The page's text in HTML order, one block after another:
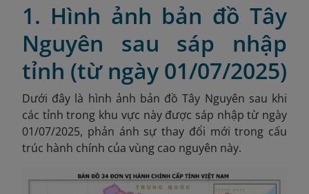
1. Hình ảnh bản đồ Tây
Nguyên sau sáp nhập
tỉnh (từ ngày 01/07/2025)
Dưới đây là hình ảnh bản đồ Tây Nguyên sau khi
các tỉnh trong khu vực này được sáp nhập từ ngày
01/07/2025, phản ánh sự thay đổi mới trong cấu
trúc hành chính của vùng cao nguyên này.